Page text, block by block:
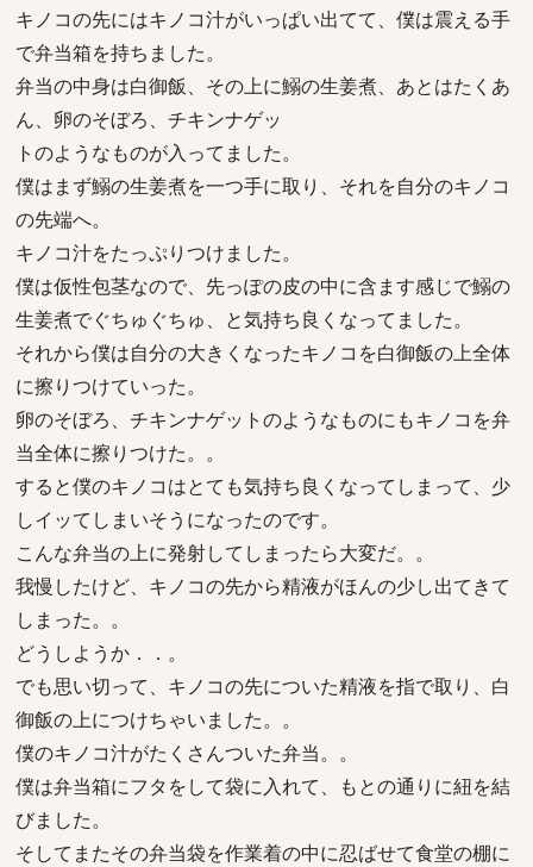
キノコの先にはキノコ汁がいっぱい出てて、僕は震える手
で弁当箱を持ちました。
弁当の中身は白御飯、その上に鰯の生姜煮、あとはたくあ
ん、卵のそぼろ、チキンナゲッ
トのようなものが入ってました。
僕はまず鰯の生姜煮を一つ手に取り、それを自分のキノコ
の先端へ。
キノコ汁をたっぷりつけました。
僕は仮性包茎なので、先っぽの皮の中に含ます感じで鰯の
生姜煮でぐちゅぐちゅ、と気持ち良くなってました。
それから僕は自分の大きくなったキノコを白御飯の上全体
に擦りつけていった。
卵のそぼろ、チキンナゲットのようなものにもキノコを弁
当全体に擦りつけた。。
すると僕のキノコはとても気持ち良くなってしまって、少
しイッてしまいそうになったのです。
こんな弁当の上に発射してしまったら大変だ。。
我慢したけど、キノコの先から精液がほんの少し出てきて
しまった。。
どうしようか．．。
でも思い切って、キノコの先についた精液を指で取り、白
御飯の上につけちゃいました。。
僕のキノコ汁がたくさんついた弁当。。
僕は弁当箱にフタをして袋に入れて、もとの通りに紐を結
びました。
そしてまたその弁当袋を作業着の中に忍ばせて食堂の棚に